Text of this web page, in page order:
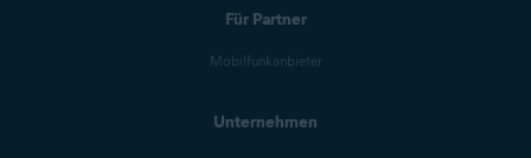
Für Partner
Mobilfunkanbieter
Unternehmen